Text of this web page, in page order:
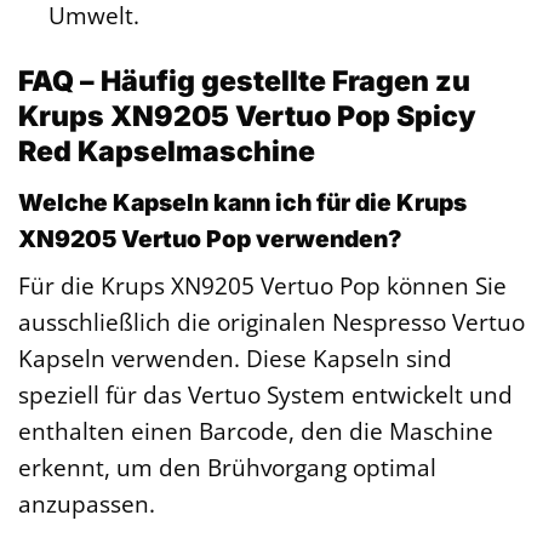
Umwelt.
FAQ – Häufig gestellte Fragen zu
Krups XN9205 Vertuo Pop Spicy
Red Kapselmaschine
Welche Kapseln kann ich für die Krups
XN9205 Vertuo Pop verwenden?
Für die Krups XN9205 Vertuo Pop können Sie
ausschließlich die originalen Nespresso Vertuo
Kapseln verwenden. Diese Kapseln sind
speziell für das Vertuo System entwickelt und
enthalten einen Barcode, den die Maschine
erkennt, um den Brühvorgang optimal
anzupassen.